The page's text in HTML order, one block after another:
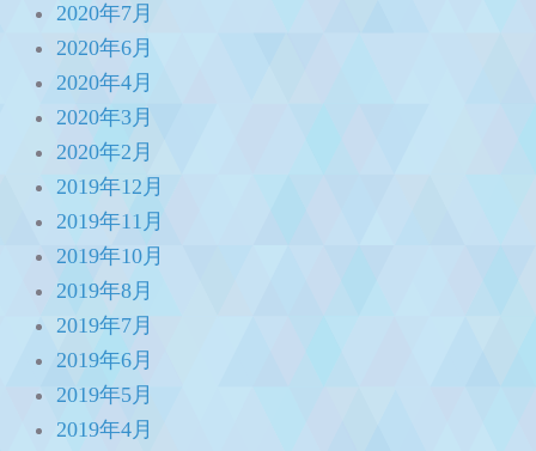
2020年7月
2020年6月
2020年4月
2020年3月
2020年2月
2019年12月
2019年11月
2019年10月
2019年8月
2019年7月
2019年6月
2019年5月
2019年4月